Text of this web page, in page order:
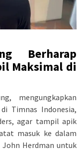
Berharap
Maksimal di
mengungkapkan
Timnas Indonesia,
agar tampil apik
masuk ke dalam
Herdman untuk